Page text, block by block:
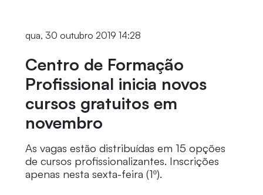
qua, 30 outubro 2019 14:28
Centro de Formação
Profissional inicia novos
cursos gratuitos em
novembro
As vagas estão distribuídas em 15 opções
de cursos profissionalizantes. Inscrições
apenas nesta sexta-feira (1º).